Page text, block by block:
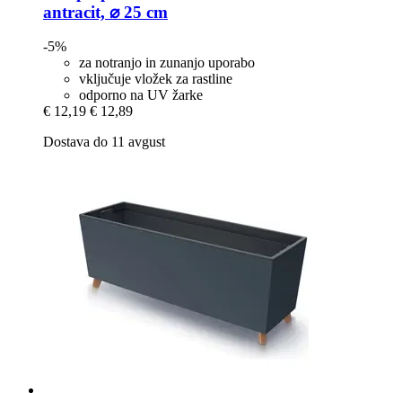
antracit, ⌀ 25 cm
-5%
za notranjo in zunanjo uporabo
vključuje vložek za rastline
odporno na UV žarke
€ 12,19 € 12,89
Dostava do 11 avgust